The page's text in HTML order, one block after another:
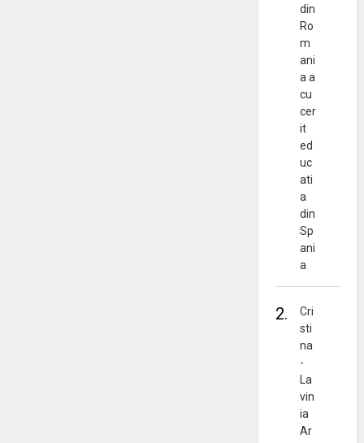
din
Ro
m
ani
a a
cu
cer
it
ed
uc
ati
a
din
Sp
ani
a
2.
Cri
sti
na
-
La
vin
ia
Ar